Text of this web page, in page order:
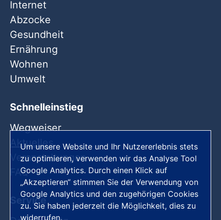
Internet
Abzocke
Gesundheit
Ernährung
Wohnen
Umwelt
Schnelleinstieg
Wegweiser
Aktuelles
Veranstaltungen
FAQ
Service
Um unsere Website und Ihr Nutzererlebnis stets
zu optimieren, verwenden wir das Analyse Tool
Google Analytics. Durch einen Klick auf
„Akzeptieren“ stimmen Sie der Verwendung von
Google Analytics und den zugehörigen Cookies
zu. Sie haben jederzeit die Möglichkeit, dies zu
widerrufen.